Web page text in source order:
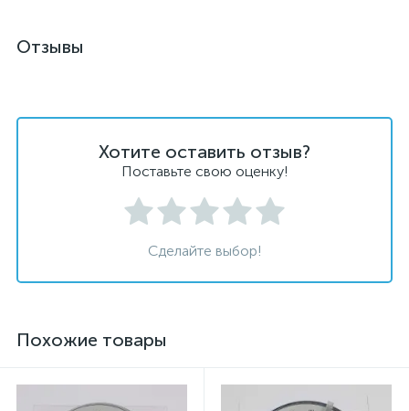
Отзывы
Хотите оставить отзыв?
Поставьте свою оценку!
Сделайте выбор!
Похожие товары